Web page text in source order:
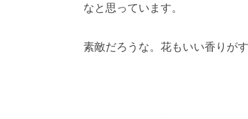
なと思っています。
素敵だろうな。花もいい香りがす